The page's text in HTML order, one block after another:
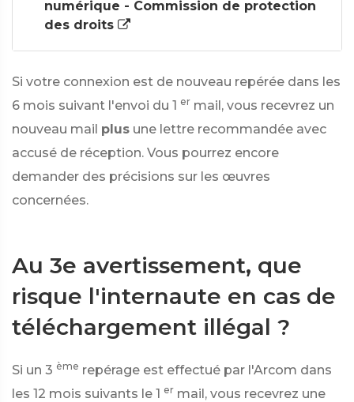
numérique - Commission de protection
des droits
Si votre connexion est de nouveau repérée dans les
6 mois suivant l'envoi du 1 er mail, vous recevrez un
nouveau mail plus une lettre recommandée avec
accusé de réception. Vous pourrez encore
demander des précisions sur les œuvres
concernées.
Au 3e avertissement, que
risque l'internaute en cas de
téléchargement illégal ?
Si un 3 ème repérage est effectué par l'Arcom dans
les 12 mois suivants le 1 er mail, vous recevrez une